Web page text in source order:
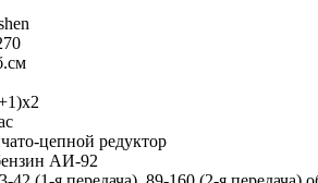
цепной редуктор
АИ-92